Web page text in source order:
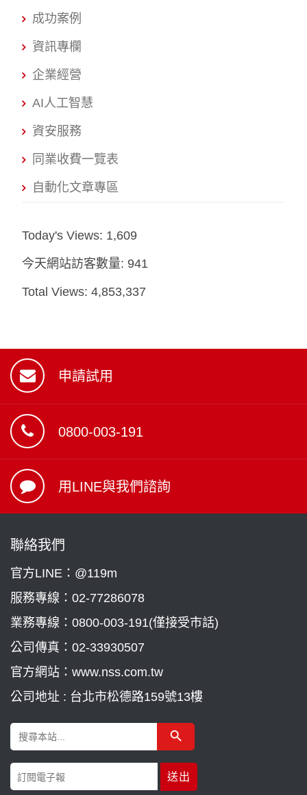
成功案例
資訊專欄
企業經營
AI人工智慧
資安服務
同業收費一覽表
自動化文章專區
Today's Views: 1,609
今天網站訪客數量: 941
Total Views:4,853,337
申請試用
0800-003-191
用LINE與我們諮詢
聯絡我們
官方LINE：@119m
服務專線： 02-77286078
業務專線： 0800-003-191(僅接受市話)
公司傳真：02-33930507
官方網站：www.nss.com.tw
公司地址 : 台北市松德路159號13樓
Search
for:
Search Button